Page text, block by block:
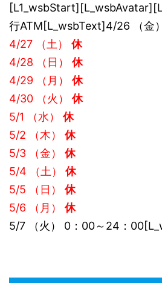
行ATM[L_wsbText]4/26 （金
4/27 （土） 休
4/28 （日） 休
4/29 （月） 休
4/30 （火） 休
5/1 （水） 休
5/2 （木） 休
5/3 （金） 休
5/4 （土） 休
5/5 （日） 休
5/6 （月） 休
5/7 （火） 0：00～24：